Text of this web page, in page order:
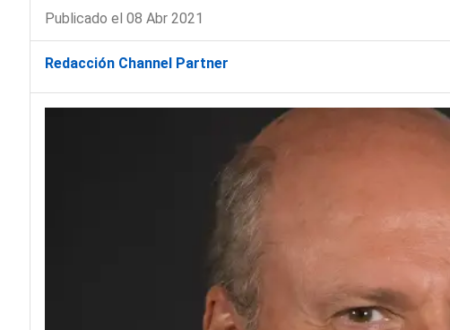
Publicado el 08 Abr 2021
Redacción Channel Partner